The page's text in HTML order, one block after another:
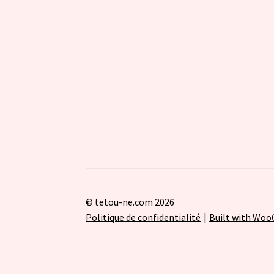
© tetou-ne.com 2026
Politique de confidentialité
Built with